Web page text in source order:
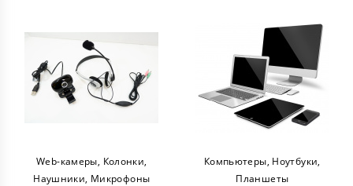
Web-камеры, Колонки,
Наушники, Микрофоны
Компьютеры, Ноутбуки,
Планшеты